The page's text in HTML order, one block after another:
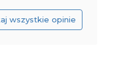
wszystkie opinie